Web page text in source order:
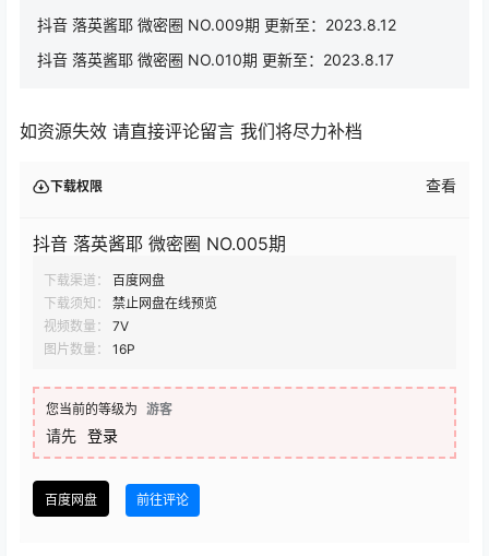
抖音 落英酱耶 微密圈 NO.009期 更新至：2023.8.12
抖音 落英酱耶 微密圈 NO.010期 更新至：2023.8.17
如资源失效 请直接评论留言 我们将尽力补档
下载权限 查看
抖音 落英酱耶 微密圈 NO.005期
下载渠道：
百度网盘
下载须知：
禁止网盘在线预览
视频数量：
7V
图片数量：
16P
您当前的等级为 游客
请先 登录
百度网盘 前往评论